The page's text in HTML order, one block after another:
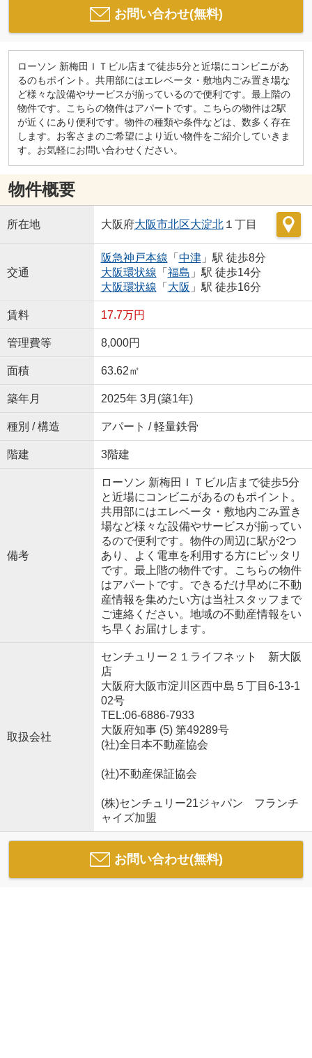
お問い合わせ(無料)
ローソン 新梅田ＩＴビル店まで徒歩5分と近場にコンビニがあ
るのもポイント。共用部にはエレベータ・敷地内ごみ置き場な
ど様々な設備やサービスが揃っているので便利です。最上階の
物件です。こちらの物件はアパートです。こちらの物件は2駅
が近くにあり便利です。物件の種類や条件などは、数多く存在
します。お客さまのご希望により近い物件をご紹介していきま
す。お気軽にお問い合わせください。
物件概要
所在地 大阪府大阪市北区大淀北１丁目
交通
阪急神戸本線 「 中津」駅 徒歩8分
大阪環状線 「 福島 」駅 徒歩14分
大阪環状線 「 大阪 」駅 徒歩16分
賃料 17.7万円
管理費等 8,000円
面積 63.62㎡
築年月 2025年 3月(築1年)
種別 / 構造 アパート / 軽量鉄骨
階建 3階建
備考
ローソン 新梅田ＩＴビル店まで徒歩5分
と近場にコンビニがあるのもポイント。
共用部にはエレベータ・敷地内ごみ置き
場など様々な設備やサービスが揃ってい
るので便利です。物件の周辺に駅が2つ
あり、よく電車を利用する方にピッタリ
です。最上階の物件です。こちらの物件
はアパートです。できるだけ早めに不動
産情報を集めたい方は当社スタッフまで
ご連絡ください。地域の不動産情報をい
ち早くお届けします。
取扱会社
センチュリー２１ライフネット 新大阪
店
大阪府大阪市淀川区西中島５丁目6-13-1
02号
TEL:06-6886-7933
大阪府知事 (5) 第49289号
(社)全日本不動産協会
(社)不動産保証協会
(株)センチュリー21ジャパン フランチ
ャイズ加盟
お問い合わせ(無料)